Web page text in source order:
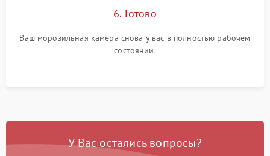
6. Готово
Ваш морозильная камера снова у вас в полностью рабочем
состоянии.
У Вас остались вопросы?